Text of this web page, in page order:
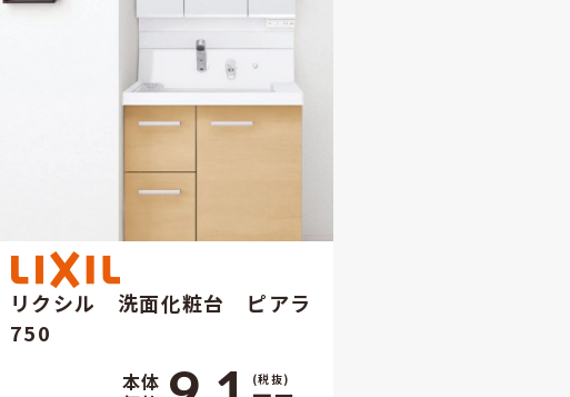
リクシル 洗面化粧台 ピアラ
750
本体 (税抜)